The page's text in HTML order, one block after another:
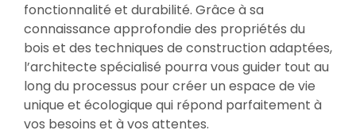
fonctionnalité et durabilité. Grâce à sa
connaissance approfondie des propriétés du
bois et des techniques de construction adaptées,
l’architecte spécialisé pourra vous guider tout au
long du processus pour créer un espace de vie
unique et écologique qui répond parfaitement à
vos besoins et à vos attentes.